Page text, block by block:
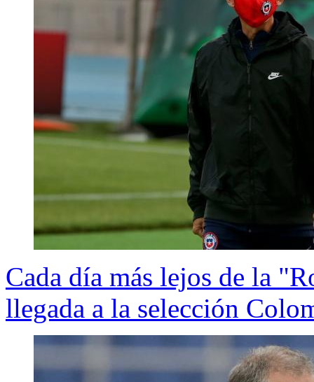
Cada día más lejos de la
llegada a la selección